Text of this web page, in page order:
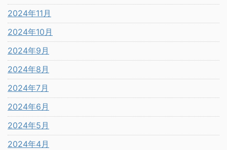
2024年11月
2024年10月
2024年9月
2024年8月
2024年7月
2024年6月
2024年5月
2024年4月